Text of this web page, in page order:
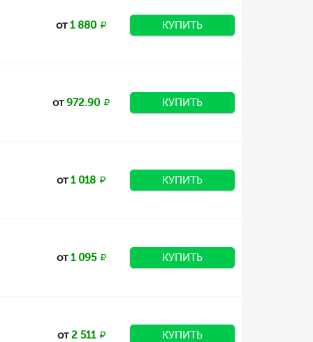
от1 880 КУПИТЬ
от972.90 КУПИТЬ
от1 018 КУПИТЬ
от1 095 КУПИТЬ
от2 511 КУПИТЬ